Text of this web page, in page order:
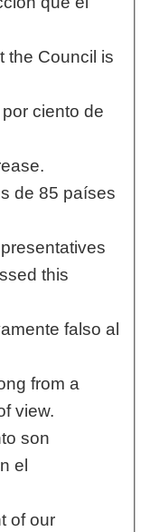
the Council is
ciento de
de 85 países
this
falso al
from a
view.
son
el
of our